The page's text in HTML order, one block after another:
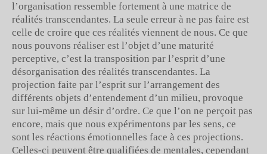
l’organisation ressemble fortement à une matrice de
réalités transcendantes. La seule erreur à ne pas faire est
celle de croire que ces réalités viennent de nous. Ce que
nous pouvons réaliser est l’objet d’une maturité
perceptive, c’est la transposition par l’esprit d’une
désorganisation des réalités transcendantes. La
projection faite par l’esprit sur l’arrangement des
différents objets d’entendement d’un milieu, provoque
sur lui-même un désir d’ordre. Ce que l’on ne perçoit pas
encore, mais que nous expérimentons par les sens, ce
sont les réactions émotionnelles face à ces projections.
Celles-ci peuvent être qualifiées de mentales, cependant